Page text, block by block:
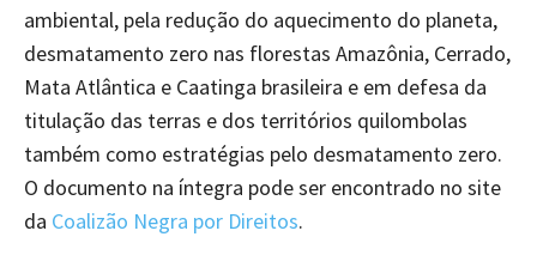
ambiental, pela redução do aquecimento do planeta,
desmatamento zero nas florestas Amazônia, Cerrado,
Mata Atlântica e Caatinga brasileira e em defesa da
titulação das terras e dos territórios quilombolas
também como estratégias pelo desmatamento zero.
O documento na íntegra pode ser encontrado no site
da Coalizão Negra por Direitos.